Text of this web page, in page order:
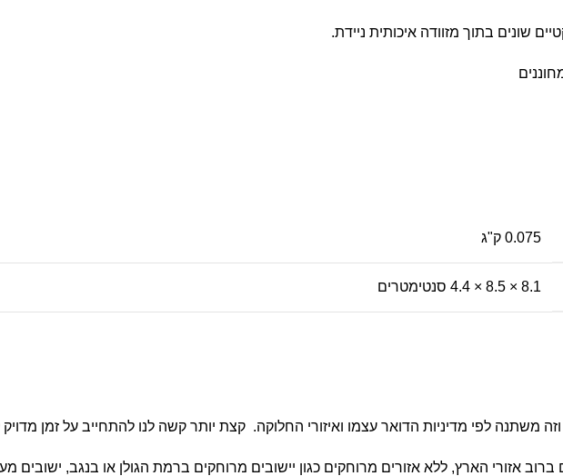
שונים בתוך מזוודה איכותית ניידת.
0.075 ק"ג
8.1 × 8.5 × 4.4 סנטימטרים